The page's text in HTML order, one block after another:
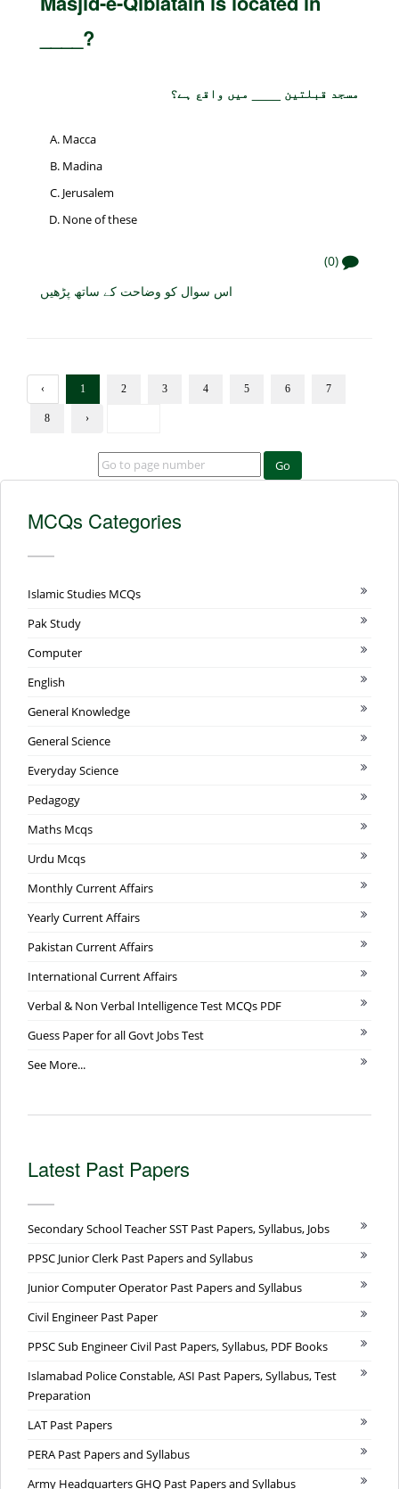
____?
مسجد قبلتین ____ میں واقع ہے؟
Macca
Madina
Jerusalem
None of these
(0)
اس سوال کو وضاحت کے ساتھ پڑھیں
‹ 1 2 3 4 5 6 7
8 ›
Go
MCQs Categories
Islamic Studies MCQs
Pak Study
Computer
English
General Knowledge
General Science
Everyday Science
Pedagogy
Maths Mcqs
Urdu Mcqs
Monthly Current Affairs
Yearly Current Affairs
Pakistan Current Affairs
International Current Affairs
Verbal & Non Verbal Intelligence Test MCQs PDF
Guess Paper for all Govt Jobs Test
See More...
Latest Past Papers
Secondary School Teacher SST Past Papers, Syllabus, Jobs
PPSC Junior Clerk Past Papers and Syllabus
Junior Computer Operator Past Papers and Syllabus
Civil Engineer Past Paper
PPSC Sub Engineer Civil Past Papers, Syllabus, PDF Books
Islamabad Police Constable, ASI Past Papers, Syllabus, Test
Preparation
LAT Past Papers
PERA Past Papers and Syllabus
Army Headquarters GHQ Past Papers and Syllabus